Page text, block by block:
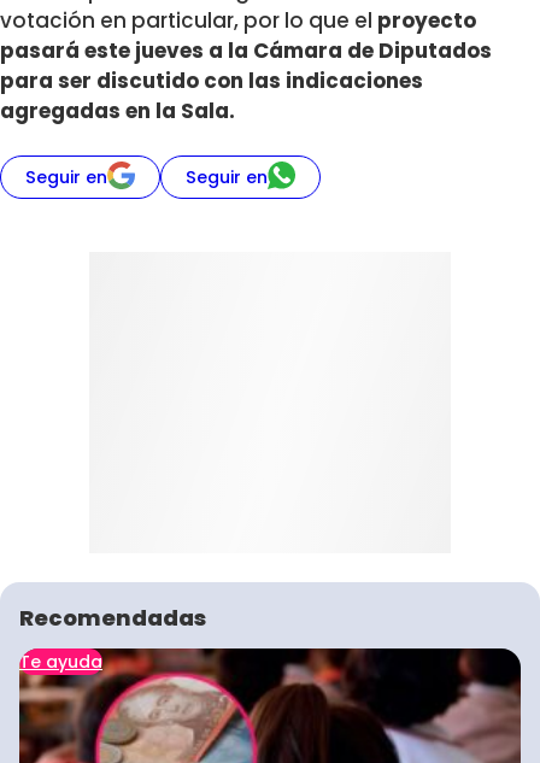
votación en particular, por lo que el proyecto
pasará este jueves a la Cámara de Diputados
para ser discutido con las indicaciones
agregadas en la Sala.
Seguir en Seguir en
Recomendadas
Te ayuda